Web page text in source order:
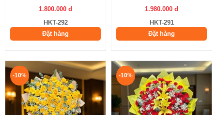
1.800.000 đ
HKT-292
Đặt hàng
1.980.000 đ
HKT-291
Đặt hàng
-10% -10%